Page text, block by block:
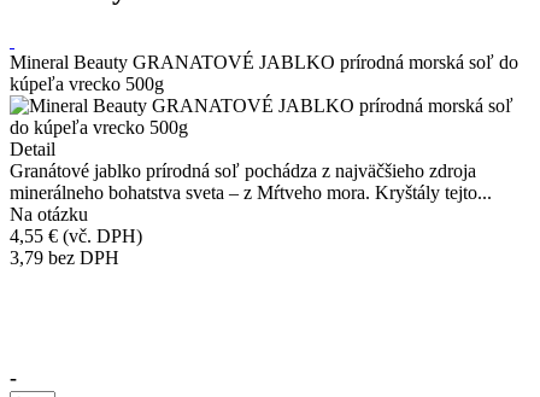
Mineral Beauty GRANATOVÉ JABLKO prírodná morská soľ do
kúpeľa vrecko 500g
Detail
Granátové jablko prírodná soľ pochádza z najväčšieho zdroja
minerálneho bohatstva sveta – z Mŕtveho mora. Kryštály tejto...
Na otázku
4,55 € (vč. DPH)
3,79 bez DPH
-